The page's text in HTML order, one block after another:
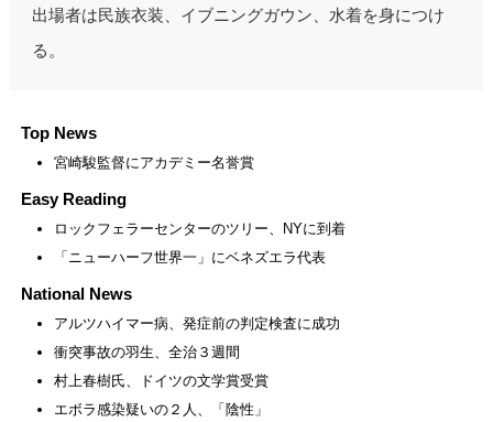
出場者は民族衣装、イブニングガウン、水着を身につけ
る。
Top News
宮崎駿監督にアカデミー名誉賞
Easy Reading
ロックフェラーセンターのツリー、NYに到着
「ニューハーフ世界一」にベネズエラ代表
National News
アルツハイマー病、発症前の判定検査に成功
衝突事故の羽生、全治３週間
村上春樹氏、ドイツの文学賞受賞
エボラ感染疑いの２人、「陰性」